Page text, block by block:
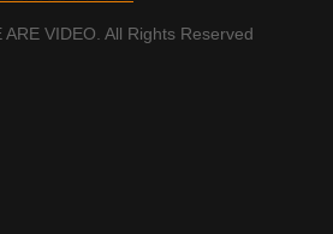
VIDEO. All Rights Reserved